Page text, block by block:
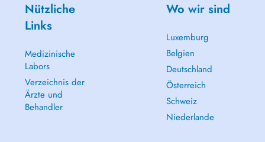
Nützliche
Links
Medizinische
Labors
Verzeichnis der
Ärzte und
Behandler
Wo wir sind
Luxemburg
Belgien
Deutschland
Österreich
Schweiz
Niederlande